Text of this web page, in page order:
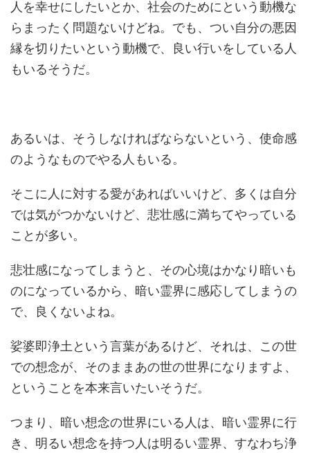
人を幸せにしたいとか、社会のためにという動機な
らまったく問題ないけどね。でも、つい自分の悪因
縁を切りたいという動機で、良い行いをしている人
もいるそうだ。
あるいは、そうしなければならないという、使命感
のようなものでやる人もいる。
そこに人に対する愛があればいいけど、多くは自分
では気がつかないけど、悲壮感に満ちてやっている
ことが多い。
悲壮感になってしまうと、その心境はかなり暗いも
のになっているから、暗い霊界に感応してしまうの
で、良くないよね。
娑婆即浄土という言葉があるけど、それは、この世
での想念が、そのままあの世の世界になりますよ、
ということを本来言いたいそうだ。
つまり、暗い想念の世界にいる人は、暗い霊界に行
き、明るい想念を持つ人は明るい霊界、すなわち浄